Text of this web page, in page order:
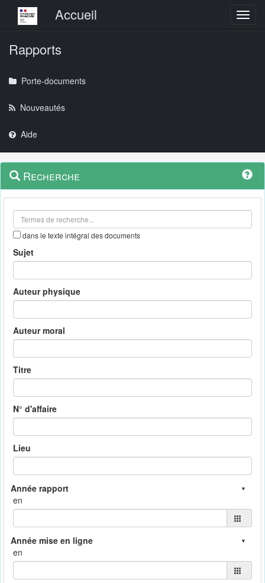
Menu principalAccueil
Rapports
Porte-documents
Nouveautés
Aide
Navigation
outils
Menu
contextuel
Recherche
dans le texte intégral des documents
Sujet
Auteur physique
Auteur moral
Titre
N° d'affaire
Lieu
en
en